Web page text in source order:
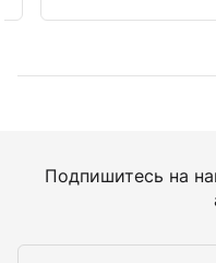
Подпишитесь на